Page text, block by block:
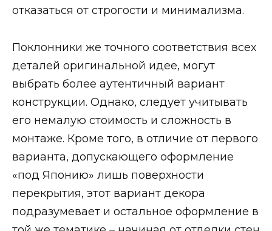
отказаться от строгости и минимализма.
Поклонники же точного соответствия всех
деталей оригинальной идее, могут
выбрать более аутентичный вариант
конструкции. Однако, следует учитывать
его немалую стоимость и сложность в
монтаже. Кроме того, в отличие от первого
варианта, допускающего оформление
«под Японию» лишь поверхности
перекрытия, этот вариант декора
подразумевает и остальное оформление в